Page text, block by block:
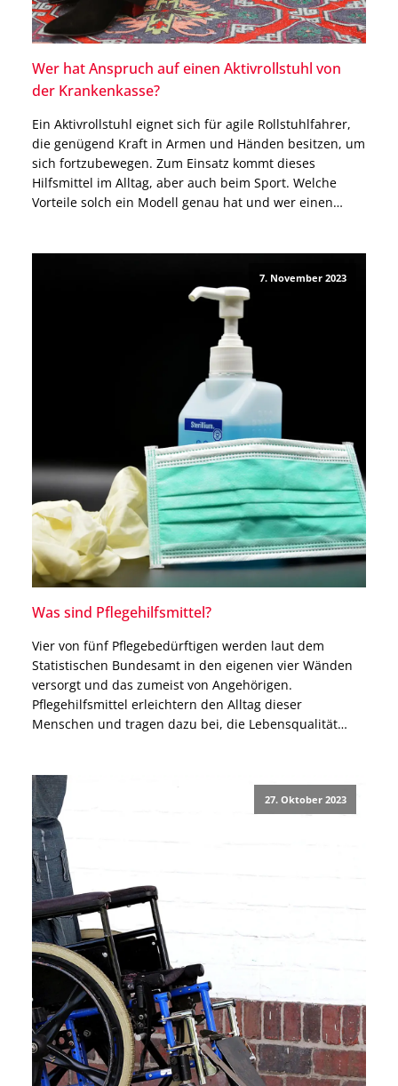
Wer hat Anspruch auf einen Aktivrollstuhl von
der Krankenkasse?
Ein Aktivrollstuhl eignet sich für agile Rollstuhlfahrer,
die genügend Kraft in Armen und Händen besitzen, um
sich fortzubewegen. Zum Einsatz kommt dieses
Hilfsmittel im Alltag, aber auch beim Sport. Welche
Vorteile solch ein Modell genau hat und wer einen
7. November 2023
Was sind Pflegehilfsmittel?
Vier von fünf Pflegebedürftigen werden laut dem
Statistischen Bundesamt in den eigenen vier Wänden
versorgt und das zumeist von Angehörigen.
Pflegehilfsmittel erleichtern den Alltag dieser
Menschen und tragen dazu bei, die Lebensqualität
Pflegehilfsmittel?“ und „Welche Pflegehilfsmittel gibt
es?“ Darüber hinaus […]
27. Oktober 2023